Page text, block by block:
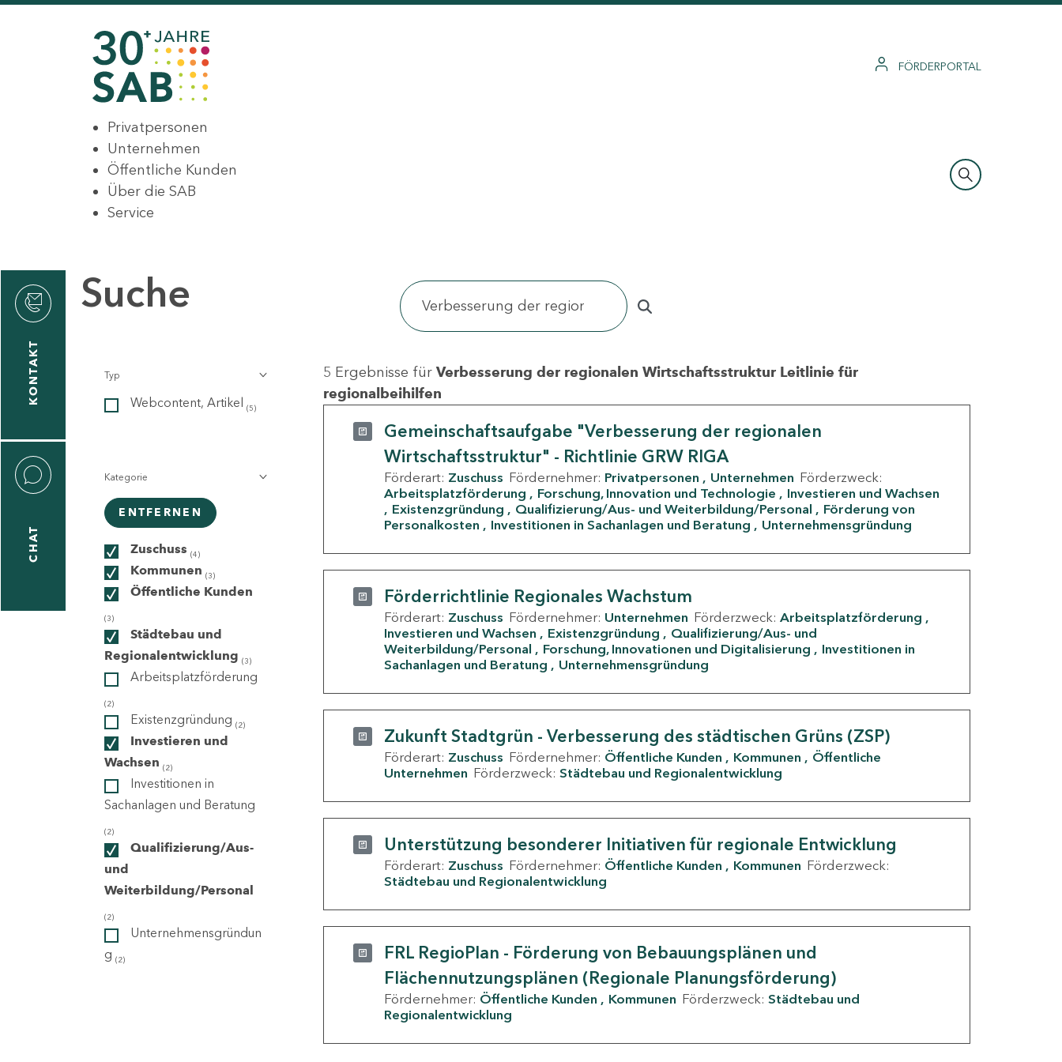
FÖRDERPORTAL
Privatpersonen
Unternehmen
Öffentliche Kunden
Über die SAB
Service
KONTAKT
CHAT
Suche
Typ
Webcontent, Artikel (5)
Kategorie
ENTFERNEN
Zuschuss (4)
Kommunen (3)
Öffentliche Kunden
(3)
Städtebau und
Regionalentwicklung (3)
Arbeitsplatzförderung
(2)
Existenzgründung (2)
Investieren und
Wachsen (2)
Investitionen in
Sachanlagen und Beratung
(2)
Qualifizierung/Aus-
und
Weiterbildung/Personal
(2)
Unternehmensgründun
g (2)
5 Ergebnisse für Verbesserung der regionalen Wirtschaftsstruktur Leitlinie für
regionalbeihilfen
Gemeinschaftsaufgabe "Verbesserung der regionalen
Wirtschaftsstruktur" - Richtlinie GRW RIGA
Förderart: Zuschuss Fördernehmer: Privatpersonen Unternehmen Förderzweck:
Arbeitsplatzförderung
Forschung, Innovation und Technologie
Investieren und Wachsen
Existenzgründung
Qualifizierung/Aus- und Weiterbildung/Personal
Förderung von
Personalkosten
Investitionen in Sachanlagen und Beratung Unternehmensgründung
Förderrichtlinie Regionales Wachstum
Förderart: Zuschuss Fördernehmer: Unternehmen Förderzweck: Arbeitsplatzförderung
Investieren und Wachsen
Existenzgründung
Qualifizierung/Aus- und
Weiterbildung/Personal
Forschung, Innovationen und Digitalisierung
Investitionen in
Sachanlagen und Beratung
Unternehmensgründung
Zukunft Stadtgrün - Verbesserung des städtischen Grüns (ZSP)
Förderart: Zuschuss Fördernehmer: Öffentliche Kunden Kommunen
Öffentliche
Unternehmen Förderzweck: Städtebau und Regionalentwicklung
Unterstützung besonderer Initiativen für regionale Entwicklung
Förderart: Zuschuss Fördernehmer: Öffentliche Kunden Kommunen Förderzweck:
Städtebau und Regionalentwicklung
FRL RegioPlan - Förderung von Bebauungsplänen und
Flächennutzungsplänen (Regionale Planungsförderung)
Fördernehmer: Öffentliche Kunden Kommunen Förderzweck: Städtebau und
Regionalentwicklung